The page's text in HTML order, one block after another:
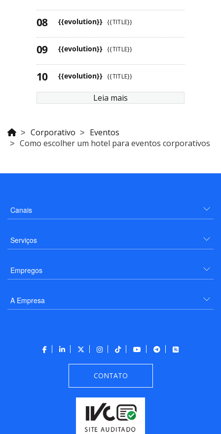
{{evolution}} {{TITLE}}
{{evolution}} {{TITLE}}
{{evolution}} {{TITLE}}
Leia mais
Corporativo
Eventos
Como escolher um hotel para eventos corporativos
Canais
Serviços
Empregos
A Empresa
CONTATO